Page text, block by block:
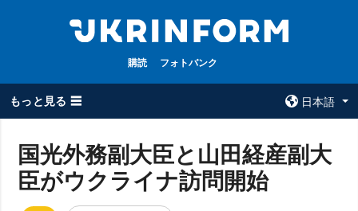
購読 フォトバンク
もっと見る ☰
日本語
全てのトピック
ウクルインフォ
ルム
国光外務副大臣と山田経産副大
臣がウクライナ訪問開始